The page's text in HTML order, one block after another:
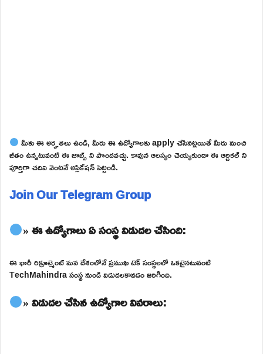
మీకు ఈ అర్హతలు ఉండి, మీరు ఈ ఉద్యోగాలకు apply చేసినట్లయితే మీరు మంచి
జీతం ఉన్నటువంటి ఈ జాబ్స్ ని పొందవచ్చు. కావున ఆలస్యం చెయ్యకుండా ఈ ఆర్టికల్ ని
పూర్తిగా చదివి వెంటనే అప్లికేషన్ పెట్టండి.
Join Our Telegram Group
» ఈ ఉద్యోగాలు ఏ సంస్థ విడుదల చేసింది:
ఈ భారీ రిక్రూట్మెంట్ మన దేశంలోనే ప్రముఖ టెక్ సంస్థలలో ఒకటైనటువంటి
TechMahindra సంస్థ నుండి విడుదలకావడం జరిగింది.
» విడుదల చేసిన ఉద్యోగాల వివరాలు: